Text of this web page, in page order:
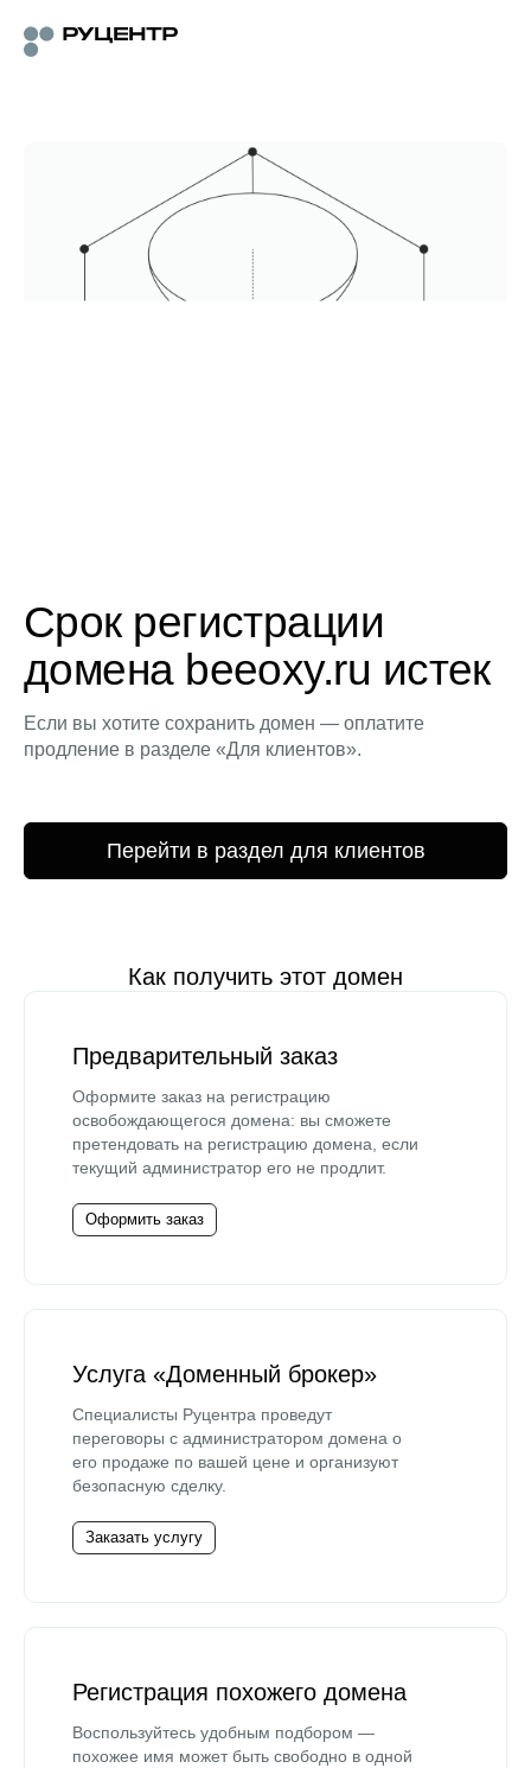
Срок регистрации
домена beeoxy.ru истек
Если вы хотите сохранить домен — оплатите
продление в разделе «Для клиентов».
Перейти в раздел для клиентов
Как получить этот домен
Предварительный заказ
Оформите заказ на регистрацию
освобождающегося домена: вы сможете
претендовать на регистрацию домена, если
текущий администратор его не продлит.
Оформить заказ
Услуга «Доменный брокер»
Специалисты Руцентра проведут
переговоры с администратором домена о
его продаже по вашей цене и организуют
безопасную сделку.
Заказать услугу
Регистрация похожего домена
Воспользуйтесь удобным подбором —
похожее имя может быть свободно в одной